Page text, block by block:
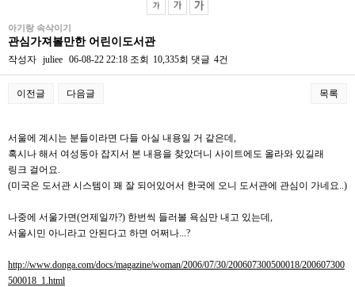
아기랑 속삭이기
관심가져볼만한 어린이도서관
작성자 juliee 06-08-22 22:18 조회 10,335회 댓글 4건
이전글 다음글 목록
서울에 계시는 분들이라면 다들 아실 내용일 거 같은데,
혹시나 해서 여성동아 잡지서 본 내용을 찾았더니 사이트에도 올라와 있길래
링크 걸어요.
(미국은 도서관 시스템이 꽤 잘 되어있어서 한국에 오니 도서관에 관심이 가네요..)
나중에 서울가면(언제일까?) 한번씩 들러볼 욕심만 내고 있는데,
서울시민 아니라고 안된다고 하면 어쩌나...?
http://www.donga.com/docs/magazine/woman/2006/07/30/200607300500018/200607300
500018_1.html